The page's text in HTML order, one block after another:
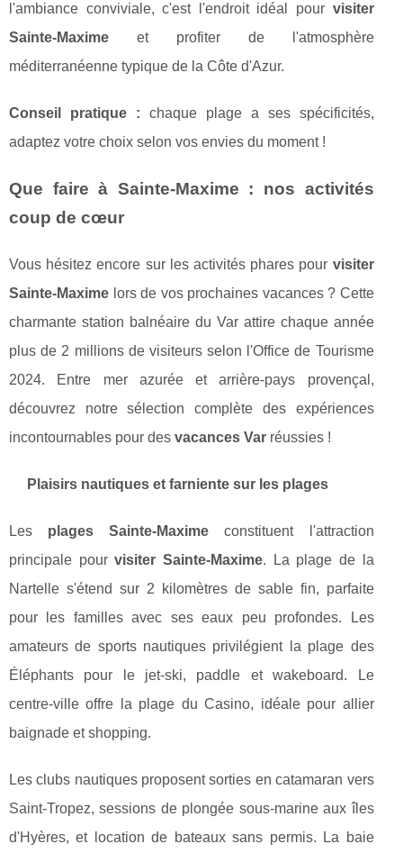
l'ambiance conviviale, c'est l'endroit idéal pour visiter
Sainte-Maxime et profiter de l'atmosphère
méditerranéenne typique de la Côte d'Azur.
Conseil pratique : chaque plage a ses spécificités,
adaptez votre choix selon vos envies du moment !
Que faire à Sainte-Maxime : nos activités
coup de cœur
Vous hésitez encore sur les activités phares pour visiter
Sainte-Maxime lors de vos prochaines vacances ? Cette
charmante station balnéaire du Var attire chaque année
plus de 2 millions de visiteurs selon l'Office de Tourisme
2024. Entre mer azurée et arrière-pays provençal,
découvrez notre sélection complète des expériences
incontournables pour des vacances Var réussies !
Plaisirs nautiques et farniente sur les plages
Les plages Sainte-Maxime constituent l'attraction
principale pourvisiter Sainte-Maxime. La plage de la
Nartelle s'étend sur 2 kilomètres de sable fin, parfaite
pour les familles avec ses eaux peu profondes. Les
amateurs de sports nautiques privilégient la plage des
Éléphants pour le jet-ski, paddle et wakeboard. Le
centre-ville offre la plage du Casino, idéale pour allier
baignade et shopping.
Les clubs nautiques proposent sorties en catamaran vers
Saint-Tropez, sessions de plongée sous-marine aux îles
d'Hyères, et location de bateaux sans permis. La baie